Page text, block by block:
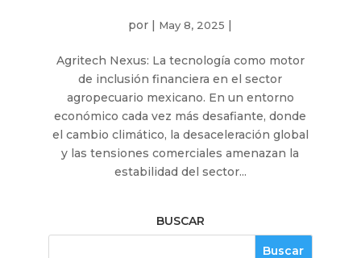
por May 8, 2025
Agritech Nexus: La tecnología como motor
de inclusión financiera en el sector
agropecuario mexicano. En un entorno
económico cada vez más desafiante, donde
el cambio climático, la desaceleración global
y las tensiones comerciales amenazan la
estabilidad del sector...
BUSCAR